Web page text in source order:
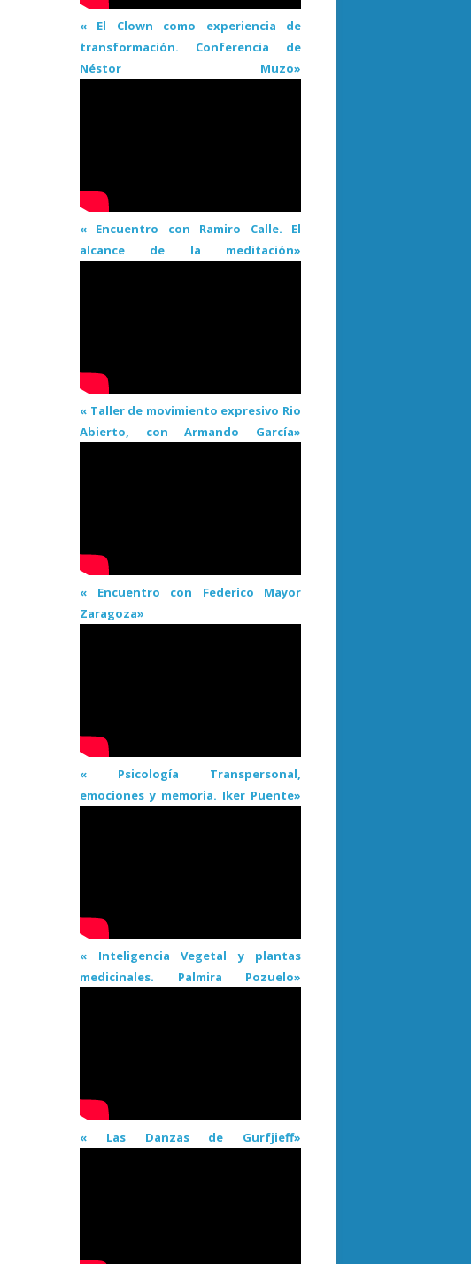
« El Clown como experiencia de
transformación. Conferencia de
Néstor Muzo»
« Encuentro con Ramiro Calle. El
alcance de la meditación»
« Taller de movimiento expresivo Rio
Abierto, con Armando García»
« Encuentro con Federico Mayor
Zaragoza»
« Psicología Transpersonal,
emociones y memoria. Iker Puente»
« Inteligencia Vegetal y plantas
medicinales. Palmira Pozuelo»
« Las Danzas de Gurfjieff»